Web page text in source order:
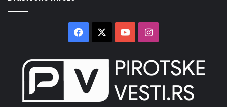
Facebook YouTubeInstagram